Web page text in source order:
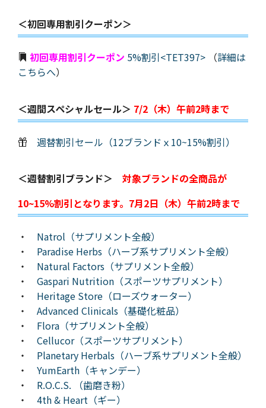
＜初回専用割引クーポン＞
初回専用割引クーポン 5%割引<TET397> （詳細は
こちらへ）
＜週間スペシャルセール＞ 7/2（木）午前2時まで
週替割引セール（12ブランドｘ10~15%割引）
＜週替割引ブランド＞ 対象ブランドの全商品が
10~15%割引となります。7月2日（木）午前2時まで
・ Natrol（サプリメント全般）
・ Paradise Herbs（ハーブ系サプリメント全般）
・ Natural Factors（サプリメント全般）
・ Gaspari Nutrition（スポーツサプリメント）
・ Heritage Store（ローズウォーター）
・ Advanced Clinicals（基礎化粧品）
・ Flora（サプリメント全般）
・ Cellucor（スポーツサプリメント）
・ Planetary Herbals（ハーブ系サプリメント全般）
・ YumEarth（キャンデー）
・ R.O.C.S. （歯磨き粉）
・ 4th & Heart（ギー）